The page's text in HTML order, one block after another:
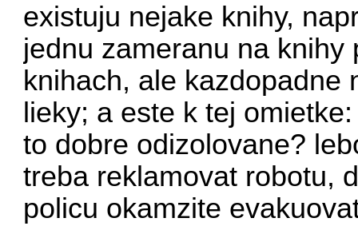
existuju nejake knihy,
jednu zameranu na
knihach, ale kazdopadne
lieky; a este k tej
to dobre odizolovane?
treba reklamovat robotu,
policu okamzite